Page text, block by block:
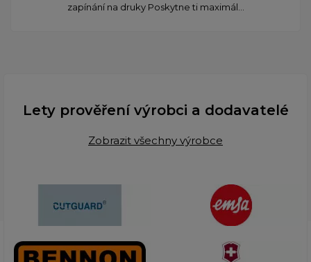
zapínání na druky Poskytne ti maximál...
Lety prověření výrobci a dodavatelé
Zobrazit všechny výrobce